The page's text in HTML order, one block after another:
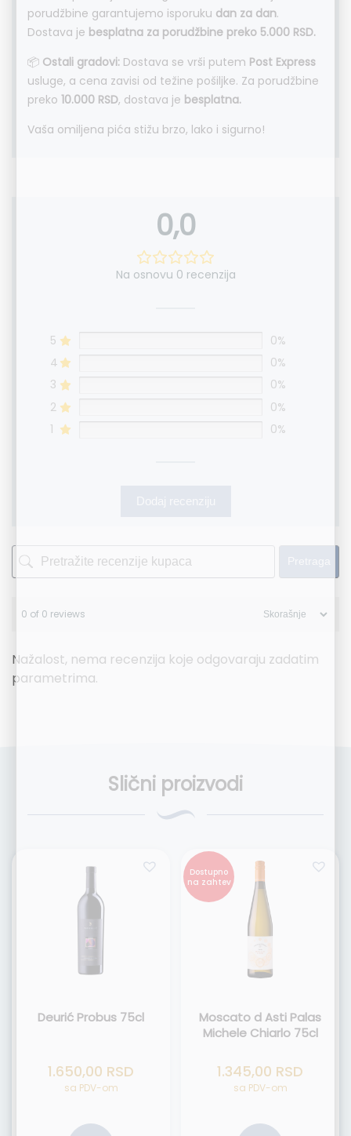
porudžbine garantujemo isporuku dan za dan.
Dostava je besplatna za porudžbine preko 5.000 RSD.
📦 Ostali gradovi: Dostava se vrši putem Post Express
usluge, a cena zavisi od težine pošiljke. Za porudžbine
preko 10.000 RSD, dostava je besplatna.
Vaša omiljena pića stižu brzo, lako i sigurno!
0,0
Na osnovu 0 recenzija
5
0%
4
0%
3
0%
2
0%
1
0%
0 of 0 reviews
Nažalost, nema recenzija koje odgovaraju zadatim
parametrima.
Slični proizvodi
Deurić Probus 75cl
1.650,00 RSD
sa PDV-om
Dostupno
na zahtev
Moscato d Asti Palas
Michele Chiarlo 75cl
1.345,00 RSD
sa PDV-om